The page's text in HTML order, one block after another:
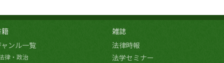
ャンル一覧
律・政治
雑誌
法律時報
法学セミナー